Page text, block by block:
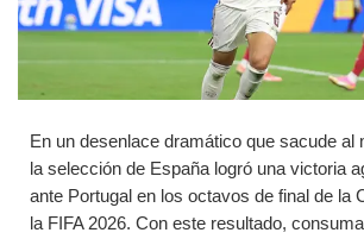
En un desenlace dramático que sacude al
la selección de España logró una victoria
ante Portugal en los octavos de final de la
la FIFA 2026. Con este resultado,